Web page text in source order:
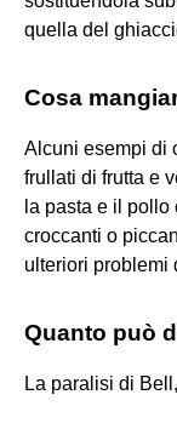
quella del
Cosa
Alcuni esempi di
frullati di frutta e
la pasta e il
croccanti o
ulteriori problemi
Quanto può
La paralisi di